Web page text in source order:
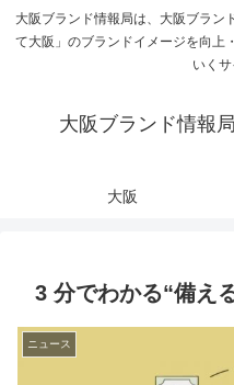
大阪ブランド情報局は、大阪ブラン
て大阪」のブランドイメージを向上
いくサ
大阪ブランド情報
大阪
3 分でわかる“備え
ニュース